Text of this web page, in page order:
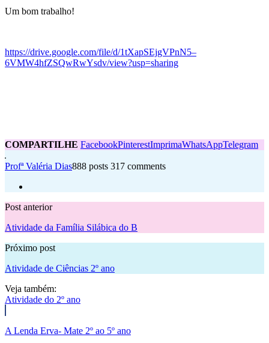
Um bom trabalho!
https://drive.google.com/file/d/1tXapSEjgVPnN5–
6VMW4hfZSQwRwYsdv/view?usp=sharing
COMPARTILHE FacebookPinterestImprimaWhatsAppTelegram
Profª Valéria Dias888 posts 317 comments
Post anterior
Atividade da Família Silábica do B
Próximo post
Atividade de Ciências 2º ano
Veja também:
Atividade do 2º ano
A Lenda Erva- Mate 2º ao 5º ano